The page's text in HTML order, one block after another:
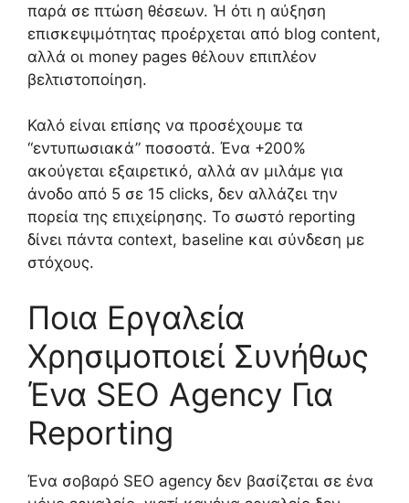
παρά σε πτώση θέσεων. Ή ότι η αύξηση
επισκεψιμότητας προέρχεται από blog content,
αλλά οι money pages θέλουν επιπλέον
βελτιστοποίηση.
Καλό είναι επίσης να προσέχουμε τα
“εντυπωσιακά” ποσοστά. Ένα +200%
ακούγεται εξαιρετικό, αλλά αν μιλάμε για
άνοδο από 5 σε 15 clicks, δεν αλλάζει την
πορεία της επιχείρησης. Το σωστό reporting
δίνει πάντα context, baseline και σύνδεση με
στόχους.
Ποια Εργαλεία
Χρησιμοποιεί Συνήθως
Ένα SEO Agency Για
Reporting
Ένα σοβαρό SEO agency δεν βασίζεται σε ένα